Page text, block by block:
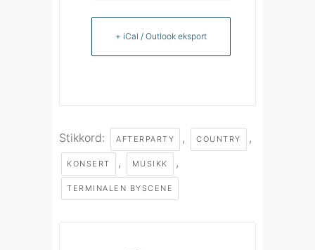
+ iCal / Outlook eksport
Stikkord: AFTERPARTY , COUNTRY ,
KONSERT , MUSIKK ,
TERMINALEN BYSCENE